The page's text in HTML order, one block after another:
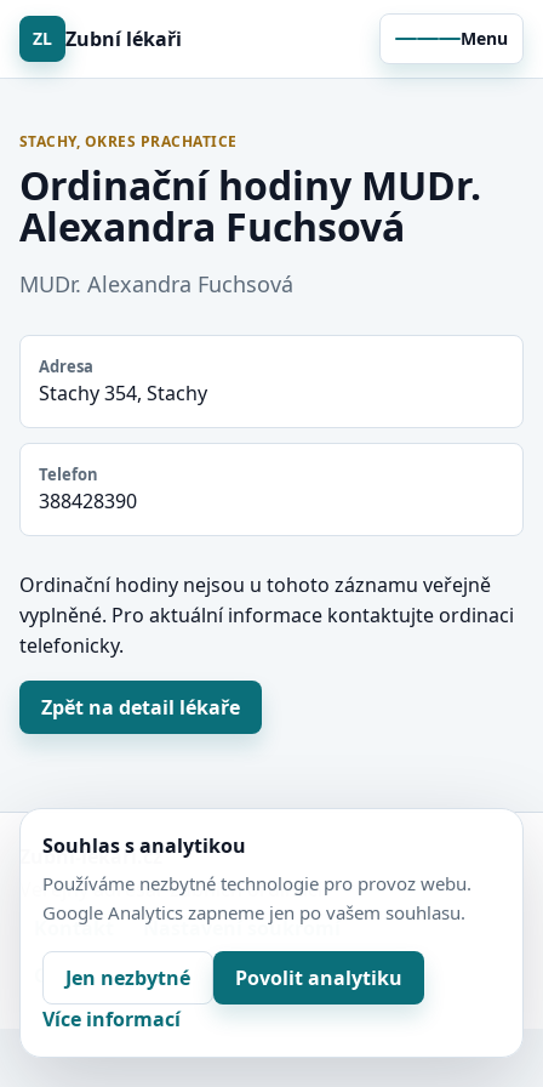
ZL Zubní lékaři Menu
STACHY, OKRES PRACHATICE
Ordinační hodiny MUDr.
Alexandra Fuchsová
MUDr. Alexandra Fuchsová
Adresa
Stachy 354, Stachy
Telefon
388428390
Ordinační hodiny nejsou u tohoto záznamu veřejně
vyplněné. Pro aktuální informace kontaktujte ordinaci
telefonicky.
Zpět na detail lékaře
Zubní-lékaři.cz
Veřejný adresář zubních ordinací.
Kontakt
Nastavení soukromí
Ochrana soukromí
Sitemap
Souhlas s analytikou
Používáme nezbytné technologie pro provoz webu.
Google Analytics zapneme jen po vašem souhlasu.
Jen nezbytné
Povolit analytiku
Více informací